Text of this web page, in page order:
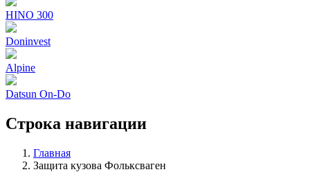
HINO 300
Doninvest
Alpine
Datsun On-Do
Строка навигации
Главная
Защита кузова Фольксваген